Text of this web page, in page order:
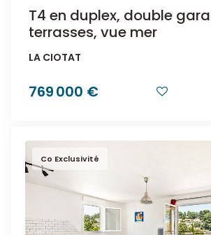
T4 en duplex, double
terrasses, vue mer
LA CIOTAT
769 000 €
Co Exclusivité